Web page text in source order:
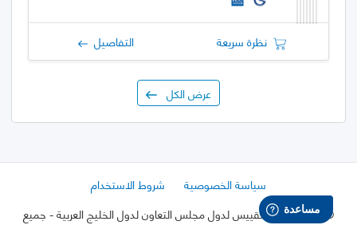
نظرة سريعة التفاصيل
عرض الكل
سياسة الخصوصية
شروط الاستخدام
© 2026 هيئة التقييس لدول مجلس التعاون لدول الخليج العربية
- جميع